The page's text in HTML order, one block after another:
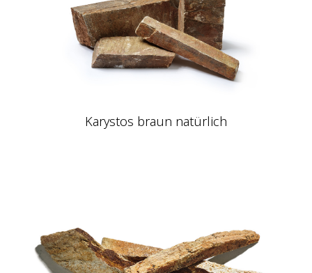
Karystos braun natürlich